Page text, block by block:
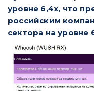
уровне 6,4х, что
российским
сектора на уровне